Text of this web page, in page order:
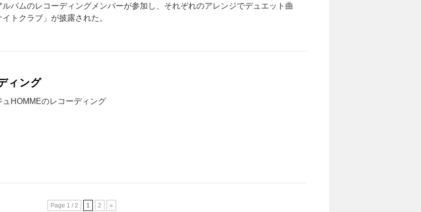
ルバムのレコーディングメンバーが参加し、それぞれのアレンジでデュエット曲
イトクラブ」が披露された。
ィング
ュHOMMEのレコーディング
Page 1 / 2 1 2 »